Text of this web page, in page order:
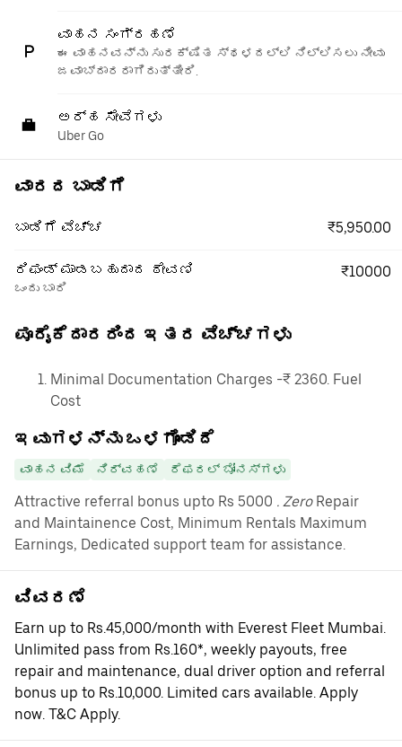
ವಾಹನ ಸಂಗ್ರಹಣೆ
ಈ ವಾಹನವನ್ನು ಸುರಕ್ಷಿತ ಸ್ಥಳದಲ್ಲಿ ನಿಲ್ಲಿಸಲು ನೀವು
ಜವಾಬ್ದಾರರಾಗಿರುತ್ತೀರಿ.
ಅರ್ಹ ಸೇವೆಗಳು
Uber Go
ವಾರದ ಬಾಡಿಗೆ
ಬಾಡಿಗೆ ವೆಚ್ಚ ₹5,950.00
ರಿಫಂಡ್ ಮಾಡಬಹುದಾದ ಠೇವಣಿ
ಒಂದು ಬಾರಿ
₹10000
ಪೂರೈಕೆದಾರರಿಂದ ಇತರ ವೆಚ್ಚಗಳು
Minimal Documentation Charges -₹ 2360. Fuel
Cost
ಇವುಗಳನ್ನು ಒಳಗೊಂಡಿದೆ
ವಾಹನ ವಿಮೆ ನಿರ್ವಹಣೆ ರೆಫರಲ್ ಬೋನಸ್‌ಗಳು
Attractive referral bonus upto Rs 5000 . ZeroRepair
and Maintainence Cost, Minimum Rentals Maximum
Earnings, Dedicated support team for assistance.
ವಿವರಣೆ
Earn up to Rs.45,000/month with Everest Fleet Mumbai.
Unlimited pass from Rs.160*, weekly payouts, free
repair and maintenance, dual driver option and referral
bonus up to Rs.10,000. Limited cars available. Apply
now. T&C Apply.